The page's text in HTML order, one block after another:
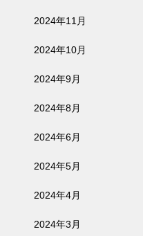
2024年11月
2024年10月
2024年9月
2024年8月
2024年6月
2024年5月
2024年4月
2024年3月